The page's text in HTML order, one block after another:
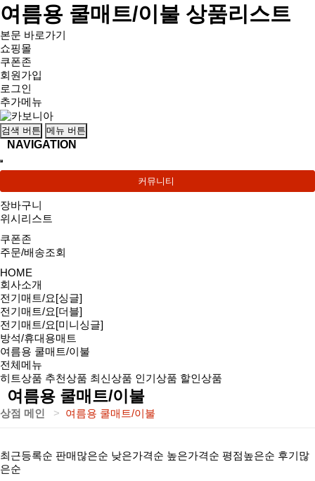
여름용 쿨매트/이불 상품리스트
본문 바로가기
쇼핑몰
쿠폰존
회원가입
로그인
추가메뉴
검색 버튼 메뉴 버튼
NAVIGATION
커뮤니티
장바구니
위시리스트
쿠폰존
주문/배송조회
HOME
회사소개
전기매트/요[싱글]
전기매트/요[더블]
전기매트/요[미니싱글]
방석/휴대용매트
여름용 쿨매트/이불
전체메뉴
히트상품 추천상품 최신상품 인기상품 할인상품
여름용 쿨매트/이불
상점 메인 여름용 쿨매트/이불
최근등록순 판매많은순 낮은가격순 높은가격순 평점높은순 후기많
은순